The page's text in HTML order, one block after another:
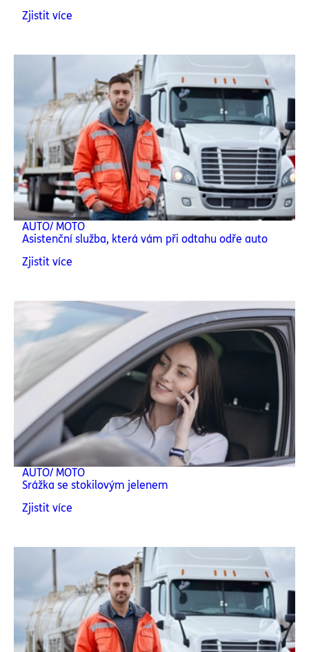
Zjistit více
AUTO/ MOTO
Asistenční služba, která vám při odtahu odře auto
Zjistit více
AUTO/ MOTO
Srážka se stokilovým jelenem
Zjistit více